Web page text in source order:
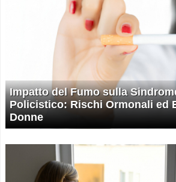
Impatto del Fumo sulla
Policistico: Rischi Ormonali ed
Donne